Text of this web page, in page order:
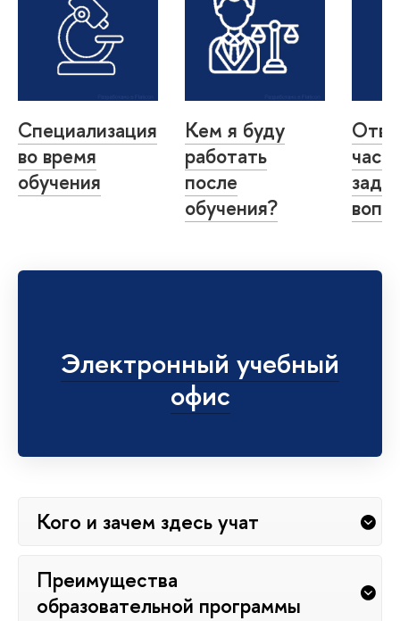
Специализация
во время
обучения
Кем я буду
работать
после
обучения?
Электронный учебный
офис
Кого и зачем здесь учат
Преимущества
образовательной программы